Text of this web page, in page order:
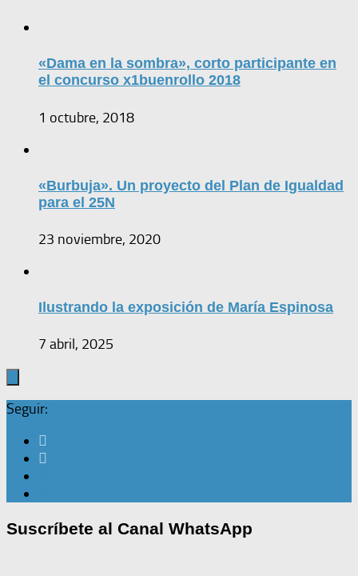
«Dama en la sombra», corto participante en
el concurso x1buenrollo 2018
1 octubre, 2018
«Burbuja». Un proyecto del Plan de Igualdad
para el 25N
23 noviembre, 2020
Ilustrando la exposición de María Espinosa
7 abril, 2025
Seguir:
Suscríbete al Canal WhatsApp